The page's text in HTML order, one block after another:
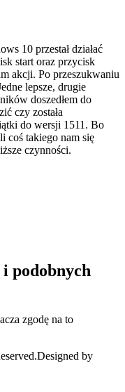
10 przestał działać
start oraz przycisk
akcji. Po przeszukwaniu
lepsze, drugie
doszedłem do
czy została
do wersji 1511. Bo
coś takiego nam się
czynności.
i podobnych
zgodę na to
Designed by